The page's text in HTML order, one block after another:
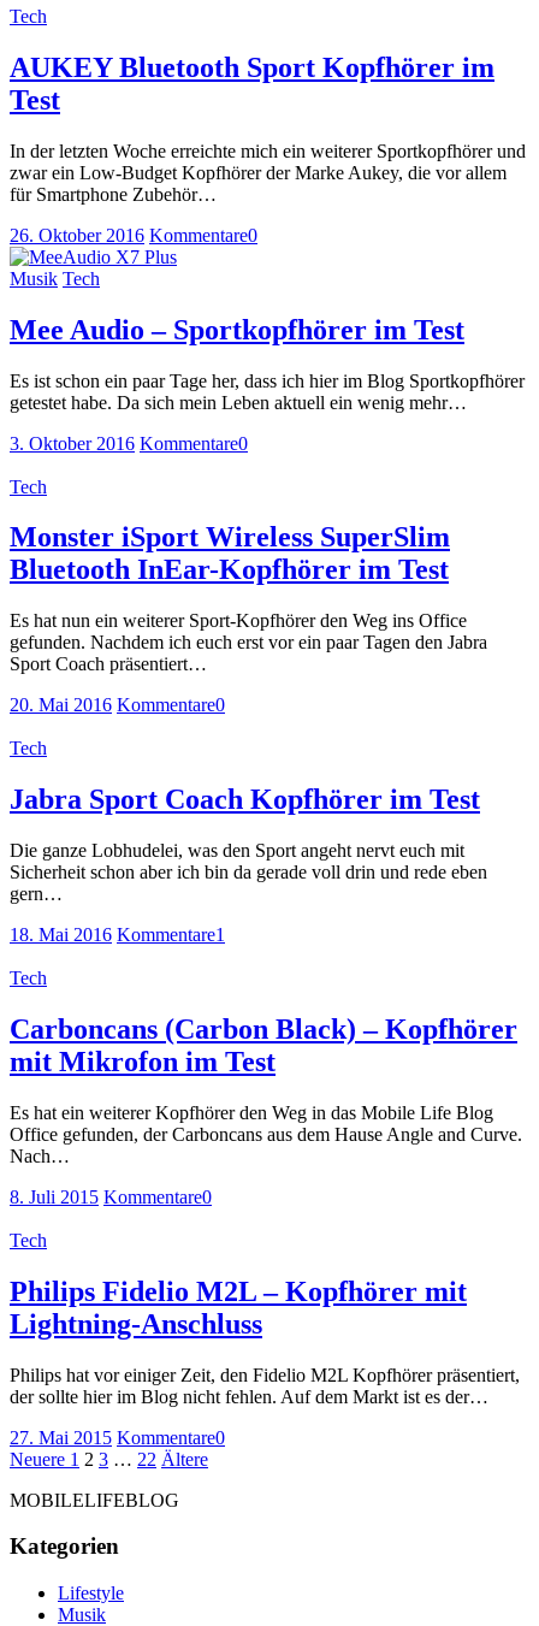
Tech
AUKEY Bluetooth Sport Kopfhörer im
Test
In der letzten Woche erreichte mich ein weiterer Sportkopfhörer und
zwar ein Low-Budget Kopfhörer der Marke Aukey, die vor allem
für Smartphone Zubehör…
26. Oktober 2016 Kommentare0
Musik Tech
Mee Audio – Sportkopfhörer im Test
Es ist schon ein paar Tage her, dass ich hier im Blog Sportkopfhörer
getestet habe. Da sich mein Leben aktuell ein wenig mehr…
3. Oktober 2016 Kommentare0
Tech
Monster iSport Wireless SuperSlim
Bluetooth InEar-Kopfhörer im Test
Es hat nun ein weiterer Sport-Kopfhörer den Weg ins Office
gefunden. Nachdem ich euch erst vor ein paar Tagen den Jabra
Sport Coach präsentiert…
20. Mai 2016 Kommentare0
Tech
Jabra Sport Coach Kopfhörer im Test
Die ganze Lobhudelei, was den Sport angeht nervt euch mit
Sicherheit schon aber ich bin da gerade voll drin und rede eben
gern…
18. Mai 2016 Kommentare1
Tech
Carboncans (Carbon Black) – Kopfhörer
mit Mikrofon im Test
Es hat ein weiterer Kopfhörer den Weg in das Mobile Life Blog
Office gefunden, der Carboncans aus dem Hause Angle and Curve.
Nach…
8. Juli 2015 Kommentare0
Tech
Philips Fidelio M2L – Kopfhörer mit
Lightning-Anschluss
Philips hat vor einiger Zeit, den Fidelio M2L Kopfhörer präsentiert,
der sollte hier im Blog nicht fehlen. Auf dem Markt ist es der…
27. Mai 2015 Kommentare0
Seitennummerierung
der
Neuere Neuere
Seite
1 Seite
2 Seite
3 … Seite
22 ÄltereÄltere
MOBILELIFEBLOG
Kategorien
Lifestyle
Musik